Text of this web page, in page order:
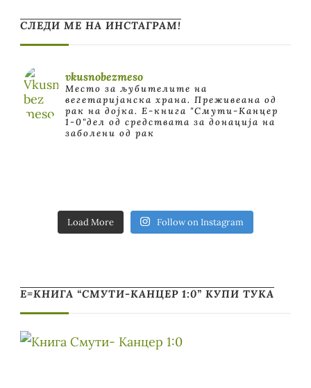
СЛЕДИ МЕ НА ИНСТАГРАМ!
vkusnobezmeso
Место за љубителите на
вегетаријанска храна. Преживеана од
рак на дојка. E-книга "Смути-Канцер
1-0"дел од средствата за донација на
заболени од рак
Load More Follow on Instagram
Е=КНИГА “СМУТИ-КАНЦЕР 1:0” КУПИ ТУКА